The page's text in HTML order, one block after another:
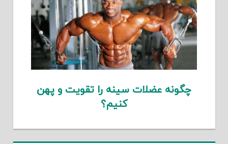
چگونه عضلات سینه را تقویت و پهن
کنیم؟